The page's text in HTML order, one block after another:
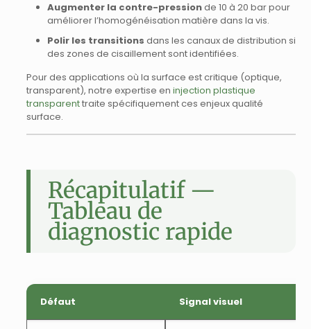
Augmenter la contre-pressionde 10 à 20 bar pour
améliorer l’homogénéisation matière dans la vis.
Polir les transitions dans les canaux de distribution si
des zones de cisaillement sont identifiées.
Pour des applications où la surface est critique (optique,
transparent), notre expertise en injection plastique
transparenttraite spécifiquement ces enjeux qualité
surface.
Récapitulatif —
Tableau de
diagnostic rapide
Défaut Signal visuel